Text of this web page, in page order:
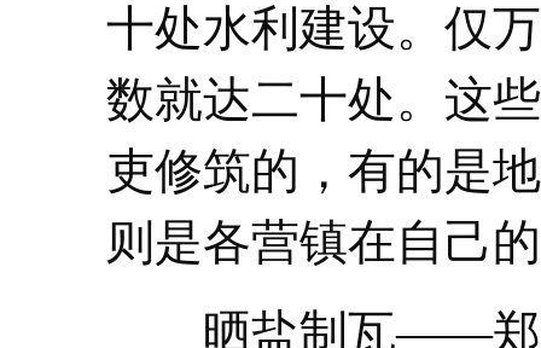
十处水利建设。仅
数就达二十处。这
吏修筑的，有的是
则是各营镇在自己
晒盐制瓦——郑